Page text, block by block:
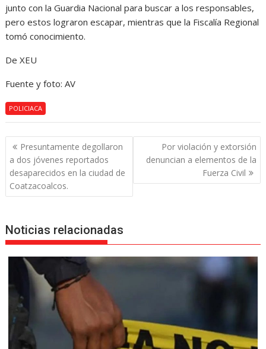
junto con la Guardia Nacional para buscar a los responsables,
pero estos lograron escapar, mientras que la Fiscalía Regional
tomó conocimiento.
De XEU
Fuente y foto: AV
POLICIACA
Navegación
de
entradas
Presuntamente degollaron
a dos jóvenes reportados
desaparecidos en la ciudad de
Coatzacoalcos.
Por violación y extorsión
denuncian a elementos de la
Fuerza Civil
Noticias relacionadas